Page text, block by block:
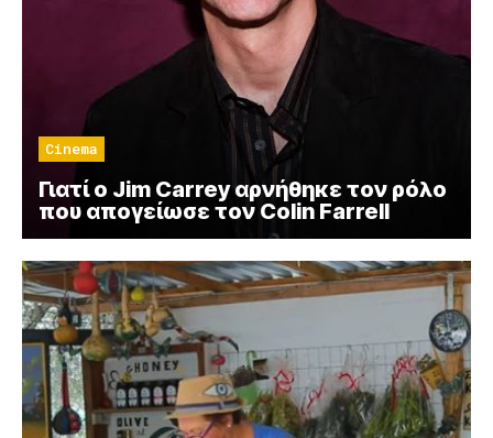
Cinema
Γιατί ο Jim Carrey αρνήθηκε τον ρόλο
που απογείωσε τον Colin Farrell